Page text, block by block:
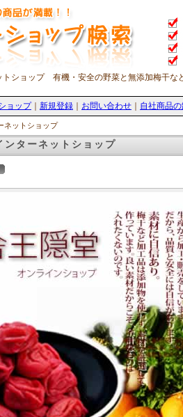
トショップ 有機・安全の野菜と無添加梅干な
ョップ｜ 新規登録 お問い合わせ 自社商品
ネットショップ
ンターネットショップ